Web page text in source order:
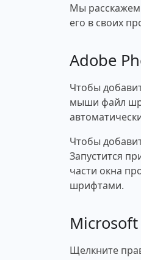
Мы расскажем
его в своих
Adobe
Чтобы
мыши файл
Чтобы
Запустится
части окна
шрифтами.
Щелкните